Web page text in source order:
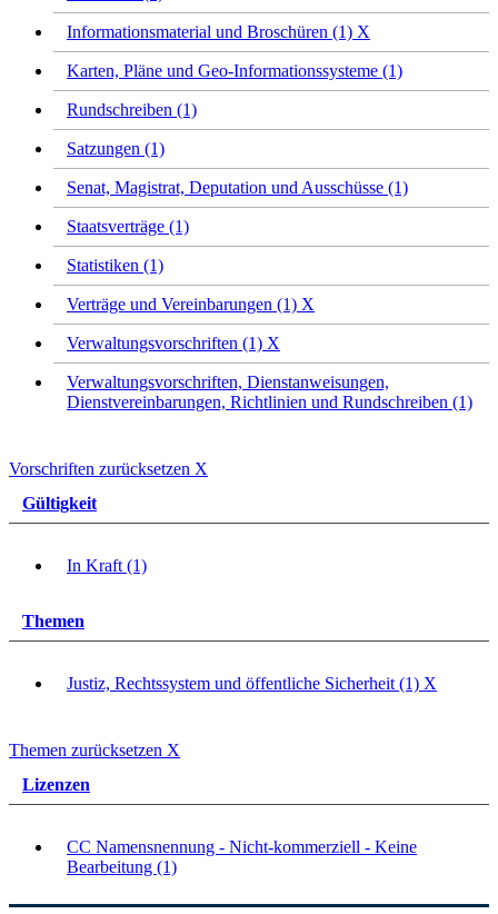
Informationsmaterial und Broschüren (1) X
Karten, Pläne und Geo-Informationssysteme (1)
Rundschreiben (1)
Satzungen (1)
Senat, Magistrat, Deputation und Ausschüsse (1)
Staatsverträge (1)
Statistiken (1)
Verträge und Vereinbarungen (1) X
Verwaltungsvorschriften (1) X
Verwaltungsvorschriften, Dienstanweisungen,
Dienstvereinbarungen, Richtlinien und Rundschreiben (1)
Vorschriften zurücksetzen X
Gültigkeit
In Kraft (1)
Themen
Justiz, Rechtssystem und öffentliche Sicherheit (1) X
Themen zurücksetzen X
Lizenzen
CC Namensnennung - Nicht-kommerziell - Keine
Bearbeitung (1)